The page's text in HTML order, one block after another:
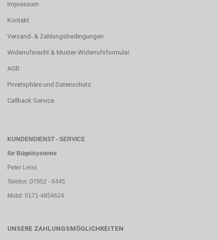
Impressum
Kontakt
Versand- & Zahlungsbedingungen
Widerrufsrecht & Muster-Widerrufsformular
AGB
Privatsphäre und Datenschutz
Callback Service
KUNDENDIENST - SERVICE
für Bügelsysteme
Peter Leiss
Telefon: 07952 - 6445
Mobil: 0171-4854624
UNSERE ZAHLUNGSMÖGLICHKEITEN